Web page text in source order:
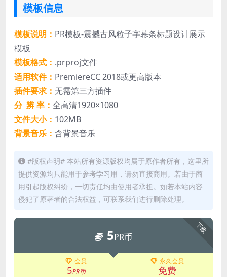
模板信息
模板说明： PR模板-震撼古风粒子字幕条标题设计展示
模板
模板格式： .prproj文件
适用软件： PremiereCC 2018或更高版本
插件要求： 无需第三方插件
分 辨 率： 全高清1920×1080
文件大小： 102MB
背景音乐： 含背景音乐
#版权声明# 本站所有资源版权均属于原作者所有，这里所
提供资源均只能用于参考学习用，请勿直接商用。若由于商
用引起版权纠纷，一切责任均由使用者承担。如若本站内容
侵犯了原著者的合法权益，可联系我们进行删除处理。
下载
5PR币
会员
5PR币
永久会员
免费